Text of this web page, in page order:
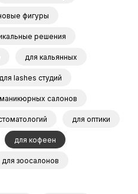
фигуры
решения
для кальянных
lashes студий
салонов
для оптики
для кофеен
для зоосалонов